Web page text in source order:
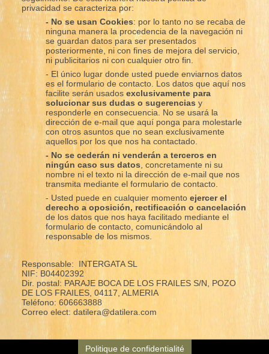
privacidad se caracteriza por:
- No se usan Cookies: por lo tanto no se recaba de
ninguna manera la procedencia de la navegación ni
se guardan datos para ser presentados
posteriormente, ni con fines de mejora del servicio,
ni publicitarios ni con cualquier otro fin.
- El único lugar donde usted puede enviarnos datos
es el formulario de contacto. Los datos que aquí nos
facilite serán usados exclusivamente para
solucionar sus dudas o sugerenciasy
responderle en consecuencia. No se usará la
dirección de e-mail que aquí ponga para molestarle
con otros asuntos que no sean exclusivamente
aquellos por los que nos ha contactado.
- No se cederán ni venderán a terceros en
ningún caso sus datos , concretamente ni su
nombre ni el texto ni la dirección de e-mail que nos
transmita mediante el formulario de contacto.
- Usted puede en cualquier momento ejercer el
derecho a oposición, rectificación o cancelación
de los datos que nos haya facilitado mediante el
formulario de contacto, comunicándolo al
responsable de los mismos.
Responsable: INTERGATA SL
NIF: B04402392
Dir. postal: PARAJE BOCA DE LOS FRAILES S/N, POZO
DE LOS FRAILES, 04117, ALMERIA
Teléfono: 606663888
Correo elect: datilera@datilera.com
Politique de confidentialité